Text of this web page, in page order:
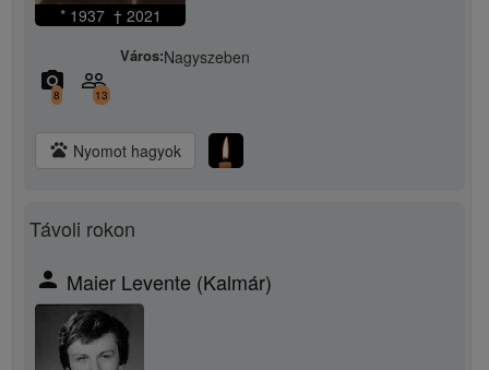
* 1937 † 2021
Város:Nagyszeben
camera_alt
8
people_outline
13
pets Nyomot hagyok
Távoli rokon
person Maier Levente (Kalmár)